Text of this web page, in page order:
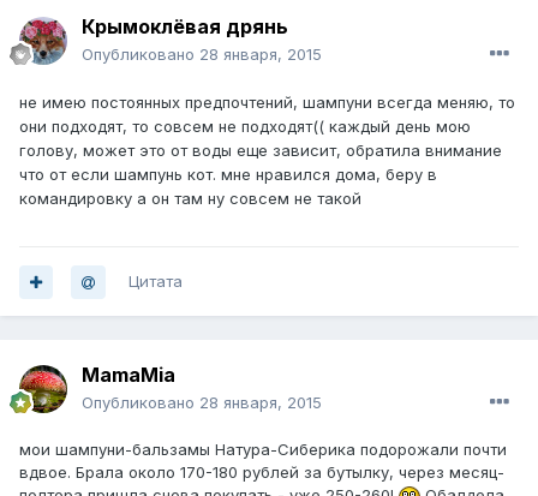
Крымоклёвая дрянь
Опубликовано 28 января, 2015
не имею постоянных предпочтений, шампуни всегда меняю, то
они подходят, то совсем не подходят(( каждый день мою
голову, может это от воды еще зависит, обратила внимание
что от если шампунь кот. мне нравился дома, беру в
командировку а он там ну совсем не такой
Цитата
MamaMia
Опубликовано 28 января, 2015
мои шампуни-бальзамы Натура-Сиберика подорожали почти
вдвое. Брала около 170-180 рублей за бутылку, через месяц-